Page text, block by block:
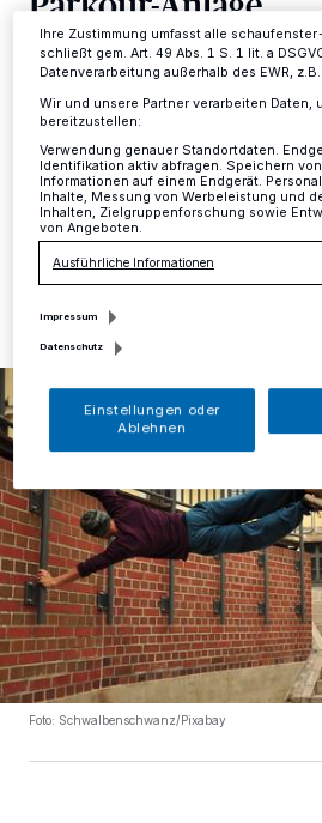
Mettmann·229.000 Euro stellt
Mettmann zur Verfügung. „Damit
wahr.
24.11.2020 , 12:13 Uhr
Foto: Schwalbenschwanz/Pixabay
Informationen finden Sie in unserer
Ihre Zustimmung umfasst alle
schließt gem. Art. 49 Abs. 1 S. 1 lit. a
Datenverarbeitung außerhalb des EWR,
Wir und unsere Partner verarbeiten Daten,
bereitzustellen:
Verwendung genauer Standortdaten.
Identifikation aktiv abfragen. Speichern
Informationen auf einem Endgerät.
Inhalte, Messung von Werbeleistung und
Inhalten, Zielgruppenforschung sowie
von Angeboten.
Ausführliche Informationen
Impressum
Datenschutz
Einstellungen oder
Ablehnen